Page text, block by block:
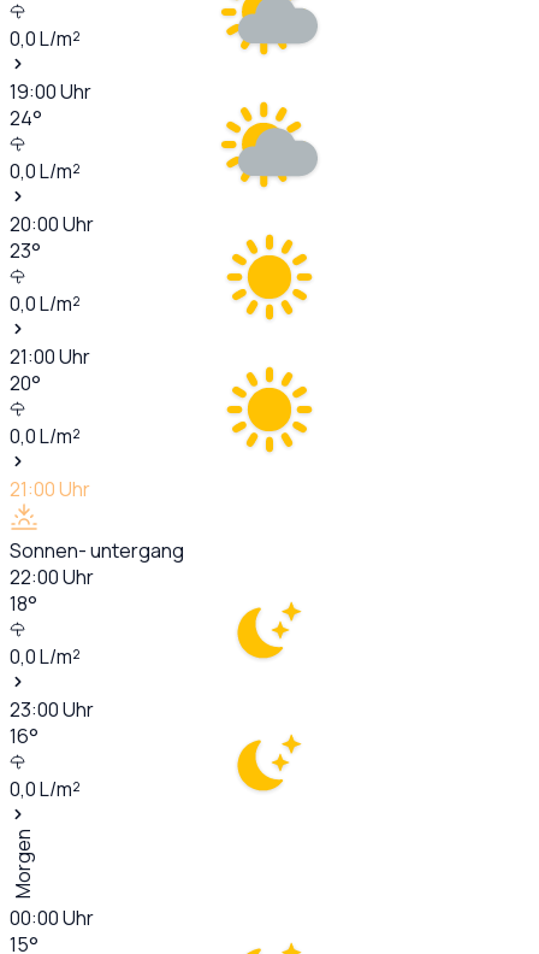
0,0L/m²
19:00Uhr
24°
0,0L/m²
20:00Uhr
23°
0,0L/m²
21:00Uhr
20°
0,0L/m²
21:00Uhr
Sonnen- untergang
22:00Uhr
18°
0,0L/m²
23:00Uhr
16°
0,0L/m²
Morgen
00:00Uhr
15°